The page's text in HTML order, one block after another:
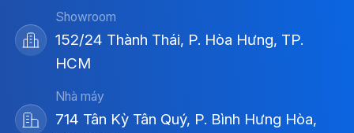
Showroom
152/24 Thành Thái, P. Hòa Hưng, TP.
HCM
Nhà máy
714 Tân Kỳ Tân Quý, P. Bình Hưng Hòa,